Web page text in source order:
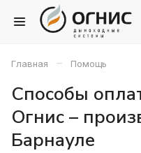
Главная – Помощь
Способы
Огнис –
Барнауле